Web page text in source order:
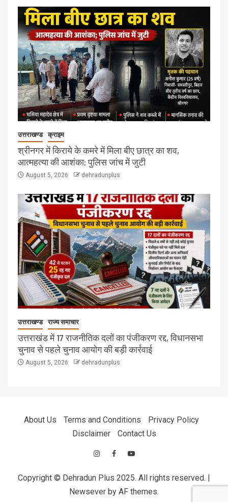
उत्तराखण्ड क्राइम
श्रीनगर में किराये के कमरे में मिला बीए छात्र का शव,
आत्महत्या की आशंका; पुलिस जांच में जुटी
August 5, 2026 dehradunplus
उत्तराखण्ड राज्य समाचार
उत्तराखंड में 17 राजनीतिक दलों का पंजीकरण रद्द, विधानसभा
चुनाव से पहले चुनाव आयोग की बड़ी कार्रवाई
August 5, 2026 dehradunplus
About Us Terms and Conditions
Privacy Policy
Disclaimer
Contact Us
Copyright © Dehradun Plus 2025. All rights reserved. |
Newsever by AF themes.